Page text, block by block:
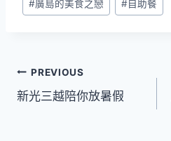
#廣島的美食之戀 #自助餐
文
章
PREVIOUS
新光三越陪你放暑假